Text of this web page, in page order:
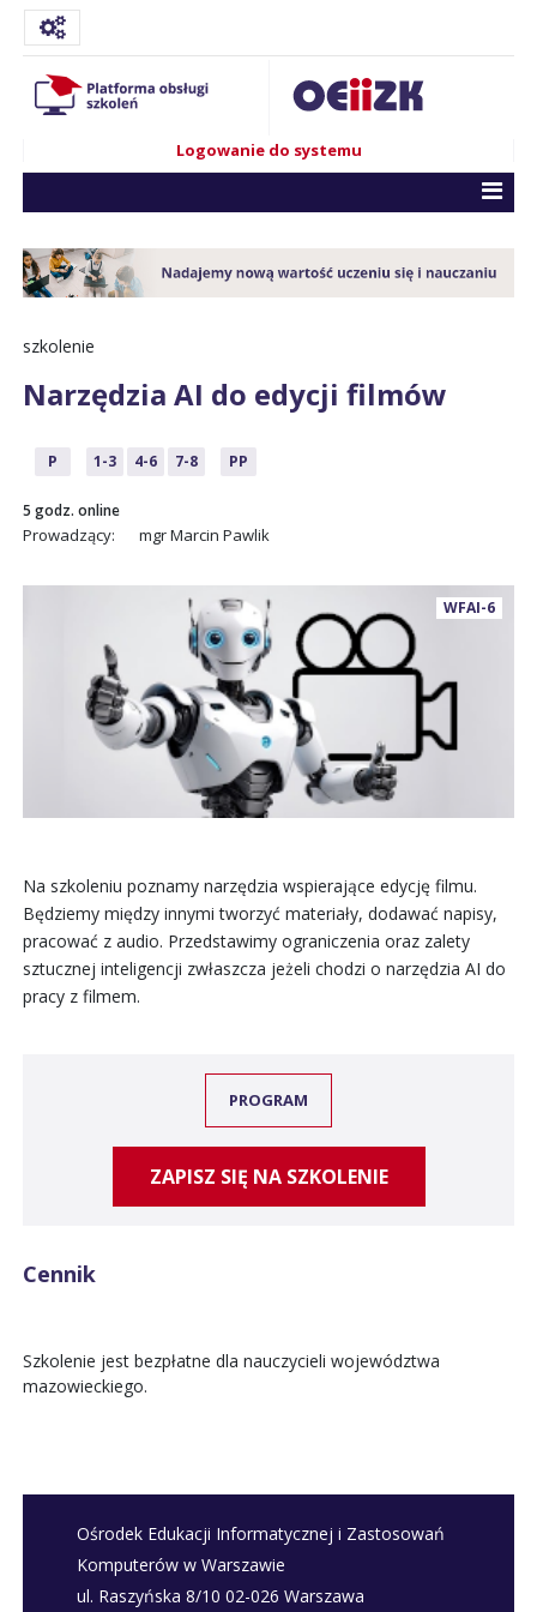
Logowanie do systemu
szkolenie
Narzędzia AI do edycji filmów
P 1-3 4-6 7-8 PP
5 godz. online
Prowadzący: mgr Marcin Pawlik
WFAI-6
Na szkoleniu poznamy narzędzia wspierające edycję filmu.
Będziemy między innymi tworzyć materiały, dodawać napisy,
pracować z audio. Przedstawimy ograniczenia oraz zalety
sztucznej inteligencji zwłaszcza jeżeli chodzi o narzędzia AI do
pracy z filmem.
PROGRAM
ZAPISZ SIĘ NA SZKOLENIE
Cennik
Szkolenie jest bezpłatne dla nauczycieli województwa
mazowieckiego.
Ośrodek Edukacji Informatycznej i Zastosowań
Komputerów w Warszawie
ul. Raszyńska 8/10 02-026 Warszawa